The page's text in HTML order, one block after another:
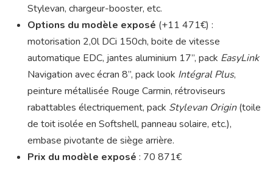
Stylevan, chargeur-booster, etc.
Options du modèle exposé (+11 471€) :
motorisation 2,0l DCi 150ch, boite de vitesse
automatique EDC, jantes aluminium 17’’, pack EasyLink
Navigation avec écran 8’’, pack look Intégral Plus,
peinture métallisée Rouge Carmin, rétroviseurs
rabattables électriquement, pack Stylevan Origin(toile
de toit isolée en Softshell, panneau solaire, etc.),
embase pivotante de siège arrière.
Prix du modèle exposé : 70 871€